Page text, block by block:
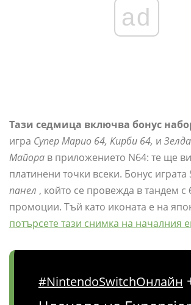
ad
Тази седмица включва бонус
игра Супер Марио 64, Кирби 64, и
Майора в приложението N64: те ще
платинени точки всеки. Бонус играта
панел , който се провежда в тандем с
промоции. Тъй като иконата е на
потърсете тази снимка на началния
#NintendoSwitchОнлайн